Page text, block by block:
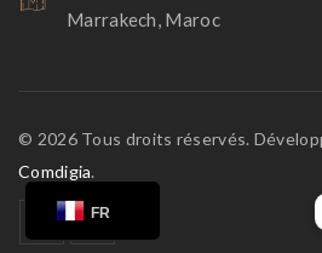
Marrakech, Maroc
© 2026 Tous droits réservés.
Comdigia.
FR